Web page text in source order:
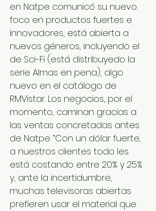
en Natpe comunicó su nuevo
foco en productos fuertes e
innovadores, está abierta a
nuevos géneros, incluyendo el
de Sci-Fi (está distribuyedo la
serie Almas en pena), algo
nuevo en el catálogo de
RMVistar. Los negocios, por el
momento, caminan gracias a
las ventas concretadas antes
de Natpe. “Con un dólar fuerte,
a nuestros clientes todo les
está costando entre 20% y 25%
y, ante la incertidumbre,
muchas televisoras abiertas
prefieren usar el material que